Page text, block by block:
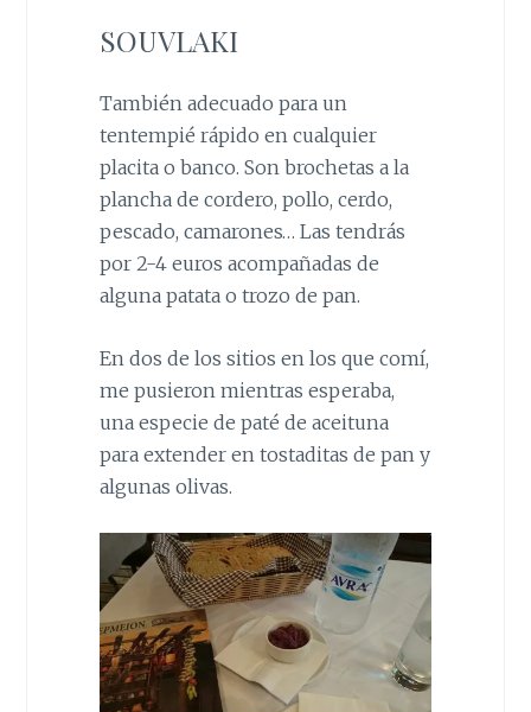
SOUVLAKI
También adecuado para un
tentempié rápido en cualquier
placita o banco. Son brochetas a la
plancha de cordero, pollo, cerdo,
pescado, camarones… Las tendrás
por 2-4 euros acompañadas de
alguna patata o trozo de pan.
En dos de los sitios en los que comí,
me pusieron mientras esperaba,
una especie de paté de aceituna
para extender en tostaditas de pan y
algunas olivas.